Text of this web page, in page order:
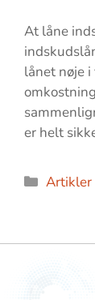
At låne
lånet nøje
er helt
Artikler